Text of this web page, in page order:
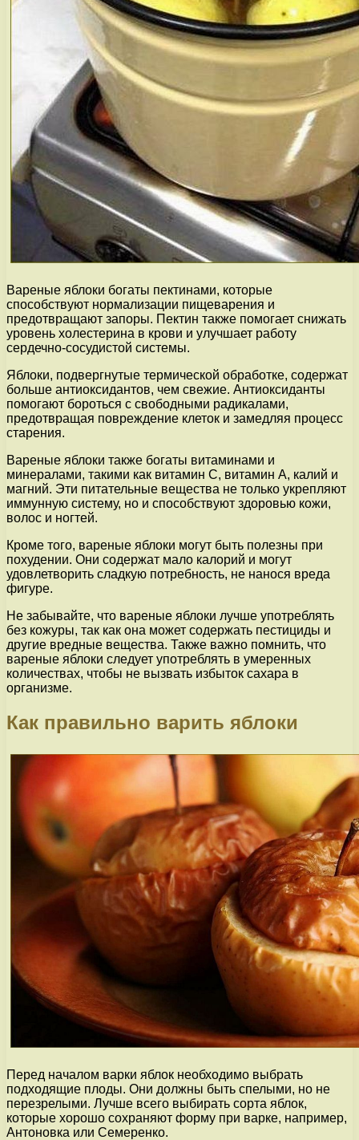
Вареные яблоки богаты пектинами, которые
способствуют нормализации пищеварения и
предотвращают запоры. Пектин также помогает снижать
уровень холестерина в крови и улучшает работу
сердечно-сосудистой системы.
Яблоки, подвергнутые термической обработке, содержат
больше антиоксидантов, чем свежие. Антиоксиданты
помогают бороться с свободными радикалами,
предотвращая повреждение клеток и замедляя процесс
старения.
Вареные яблоки также богаты витаминами и
минералами, такими как витамин С, витамин А, калий и
магний. Эти питательные вещества не только укрепляют
иммунную систему, но и способствуют здоровью кожи,
волос и ногтей.
Кроме того, вареные яблоки могут быть полезны при
похудении. Они содержат мало калорий и могут
удовлетворить сладкую потребность, не нанося вреда
фигуре.
Не забывайте, что вареные яблоки лучше употреблять
без кожуры, так как она может содержать пестициды и
другие вредные вещества. Также важно помнить, что
вареные яблоки следует употреблять в умеренных
количествах, чтобы не вызвать избыток сахара в
организме.
Как правильно варить яблоки
Перед началом варки яблок необходимо выбрать
подходящие плоды. Они должны быть спелыми, но не
перезрелыми. Лучше всего выбирать сорта яблок,
которые хорошо сохраняют форму при варке, например,
Антоновка или Семеренко.